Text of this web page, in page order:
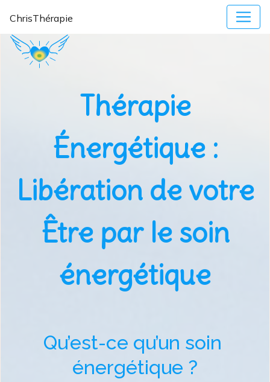
ChrisThérapie
Thérapie
Énergétique :
Libération de votre
Être par le soin
énergétique
Qu’est-ce qu’un soin
énergétique ?